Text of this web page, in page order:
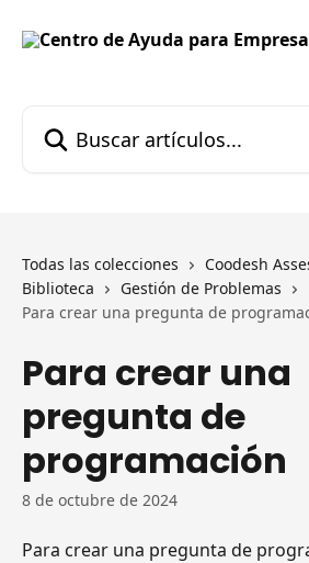
Todas las colecciones
Coodesh
Biblioteca
Gestión de Problemas
Para crear una pregunta de
Para crear una
pregunta de
programación
8 de octubre de 2024
Para crear una pregunta de